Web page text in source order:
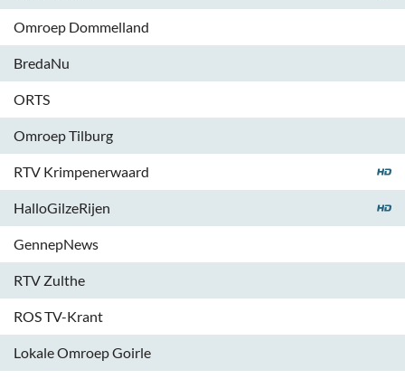
Omroep Dommelland
BredaNu
ORTS
Omroep Tilburg
RTV Krimpenerwaard
HalloGilzeRijen
GennepNews
RTV Zulthe
ROS TV-Krant
Lokale Omroep Goirle